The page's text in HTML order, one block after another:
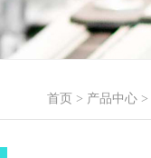
首页 > 产品中心 >